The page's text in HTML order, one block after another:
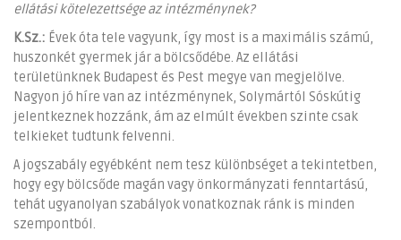
ellátási kötelezettsége az intézménynek?
K.Sz.: Évek óta tele vagyunk, így most is a maximális számú,
huszonkét gyermek jár a bölcsődébe. Az ellátási
területünknek Budapest és Pest megye van megjelölve.
Nagyon jó híre van az intézménynek, Solymártól Sóskútig
jelentkeznek hozzánk, ám az elmúlt években szinte csak
telkieket tudtunk felvenni.
A jogszabály egyébként nem tesz különbséget a tekintetben,
hogy egy bölcsőde magán vagy önkormányzati fenntartású,
tehát ugyanolyan szabályok vonatkoznak ránk is minden
szempontból.